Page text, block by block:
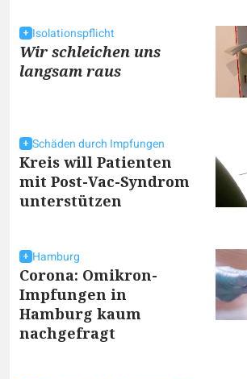
Isolationspflicht
Wir schleichen uns
langsam raus
Schäden durch Impfungen
Kreis will Patienten
mit Post-Vac-Syndrom
unterstützen
Hamburg
Corona: Omikron-
Impfungen in
Hamburg kaum
nachgefragt